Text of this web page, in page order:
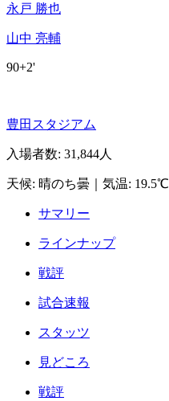
永戸 勝也
山中 亮輔
90+2'
豊田スタジアム
入場者数: 31,844人
天候: 晴のち曇 気温: 19.5℃
サマリー
ラインナップ
戦評
試合速報
スタッツ
見どころ
戦評